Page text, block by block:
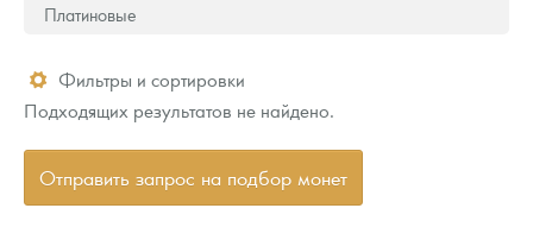
Платиновые
Фильтры и сортировки
Подходящих результатов не найдено.
Отправить запрос на подбор монет